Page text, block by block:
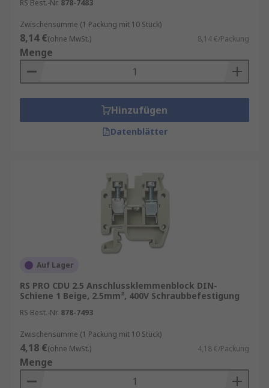
RS Best.-Nr. 878-7483
Zwischensumme (1 Packung mit 10 Stück)
8,14 €(ohne MwSt.) 8,14 €/Packung
Menge
Hinzufügen
Datenblätter
Auf Lager
RS PRO CDU 2.5 Anschlussklemmenblock DIN-
Schiene 1 Beige, 2.5mm², 400V Schraubbefestigung
RS Best.-Nr. 878-7493
Zwischensumme (1 Packung mit 10 Stück)
4,18 €(ohne MwSt.) 4,18 €/Packung
Menge